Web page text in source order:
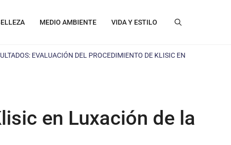
MEDIO AMBIENTE VIDA Y ESTILO
EVALUACIÓN DEL PROCEDIMIENTO DE KLISIC EN
en Luxación de la